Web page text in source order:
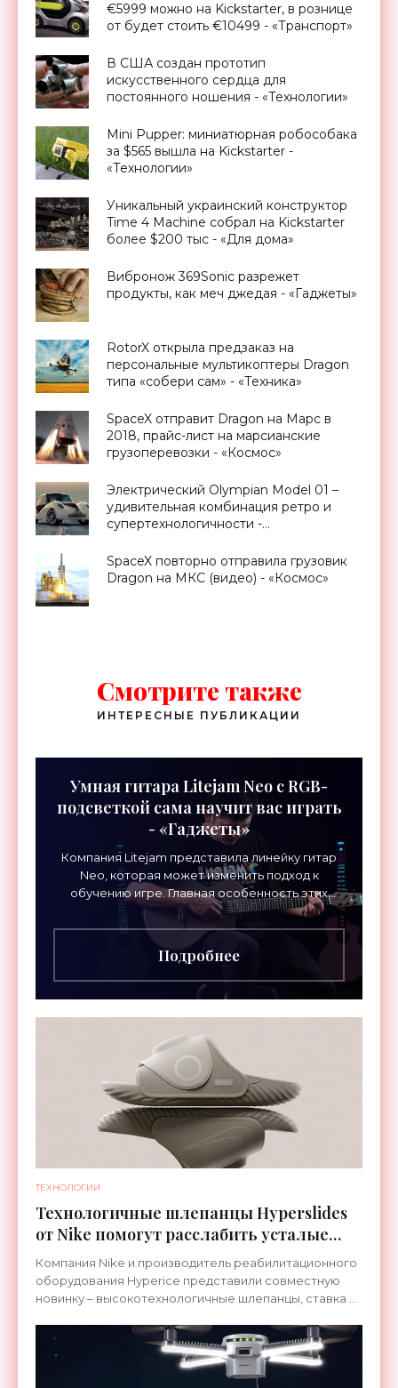
€5999 можно на Kickstarter, в рознице
от будет стоить €10499 - «Транспорт»
В США создан прототип
искусственного сердца для
постоянного ношения - «Технологии»
Mini Pupper: миниатюрная робособака
за $565 вышла на Kickstarter -
«Технологии»
Уникальный украинский конструктор
Time 4 Machine собрал на Kickstarter
более $200 тыс - «Для дома»
Вибронож 369Sonic разрежет
продукты, как меч джедая - «Гаджеты»
RotorX открыла предзаказ на
персональные мультикоптеры Dragon
типа «собери сам» - «Техника»
SpaceX отправит Dragon на Марс в
2018, прайс-лист на марсианские
грузоперевозки - «Космос»
Электрический Olympian Model 01 –
удивительная комбинация ретро и
супертехнологичности -
SpaceX повторно отправила грузовик
Dragon на МКС (видео) - «Космос»
Смотрите также
ИНТЕРЕСНЫЕ ПУБЛИКАЦИИ
Умная гитара Litejam Neo с RGB-
подсветкой сама научит вас играть
- «Гаджеты»
Компания Litejam представила линейку гитар
Neo, которая может изменить подход к
обучению игре. Главная особенность этих
инструментов – встроенная RGB-подсветка
грифа. Светодиоды
Подробнее
ТЕХНОЛОГИИ
Технологичные шлепанцы Hyperslides
от Nike помогут расслабить усталые
ноги после тренировки - «Гаджеты»
Компания Nike и производитель реабилитационного
оборудования Hyperice представили совместную
новинку – высокотехнологичные шлепанцы, ставка в